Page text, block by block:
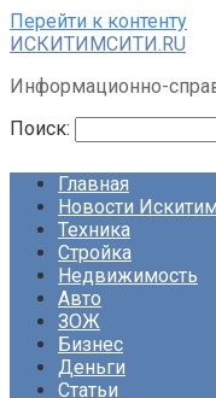
Перейти к контенту
ИСКИТИМСИТИ.RU
Информационно-
Поиск:
Главная
Новости
Техника
Стройка
Недвижимость
Авто
ЗОЖ
Бизнес
Деньги
Статьи